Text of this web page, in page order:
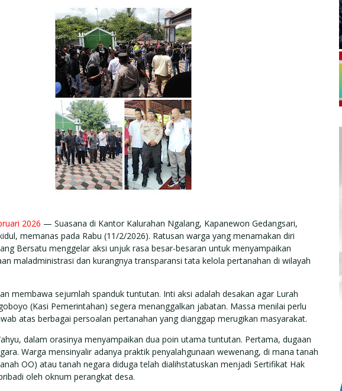
2026 — Suasana di Kantor Kalurahan Ngalang, Kapanewon Gedangsari,
memanas pada Rabu (11/2/2026). Ratusan warga yang menamakan diri
Bersatu menggelar aksi unjuk rasa besar-besaran untuk menyampaikan
maladministrasi dan kurangnya transparansi tata kelola pertanahan di wilayah
membawa sejumlah spanduk tuntutan. Inti aksi adalah desakan agar Lurah
(Kasi Pemerintahan) segera menanggalkan jabatan. Massa menilai perlu
atas berbagai persoalan pertanahan yang dianggap merugikan masyarakat.
dalam orasinya menyampaikan dua poin utama tuntutan. Pertama, dugaan
Warga mensinyalir adanya praktik penyalahgunaan wewenang, di mana tanah
OO) atau tanah negara diduga telah dialihstatuskan menjadi Sertifikat Hak
oleh oknum perangkat desa.